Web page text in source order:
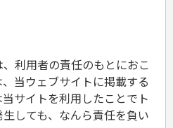
利用者の責任のもとにおこ
当ウェブサイトに掲載する
サイトを利用したことでト
しても、なんら責任を負い